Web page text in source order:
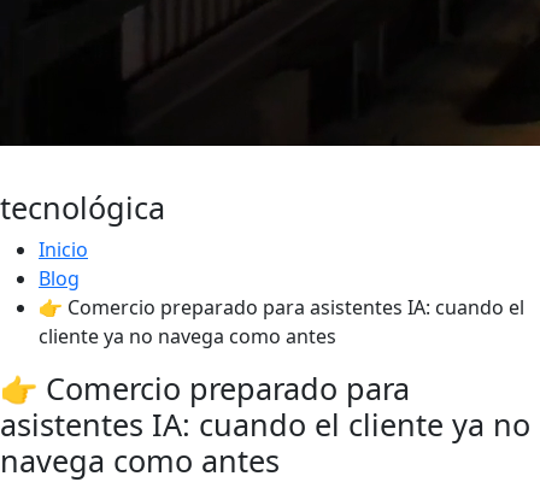
tecnológica
Inicio
Blog
👉 Comercio preparado para asistentes IA: cuando el
cliente ya no navega como antes
👉 Comercio preparado para
asistentes IA: cuando el cliente ya no
navega como antes